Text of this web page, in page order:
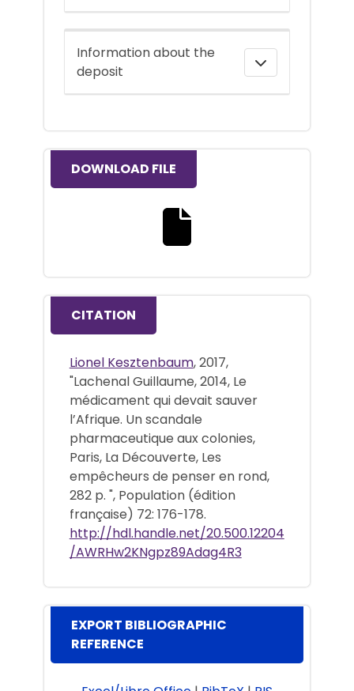
Information about the
deposit
DOWNLOAD FILE
CITATION
Lionel Kesztenbaum, 2017,
"Lachenal Guillaume, 2014, Le
médicament qui devait sauver
l’Afrique. Un scandale
pharmaceutique aux colonies,
Paris, La Découverte, Les
empêcheurs de penser en rond,
282 p. ", Population (édition
française) 72: 176-178.
http://hdl.handle.net/20.500.12204
/AWRHw2KNgpz89Adag4R3
EXPORT BIBLIOGRAPHIC
REFERENCE